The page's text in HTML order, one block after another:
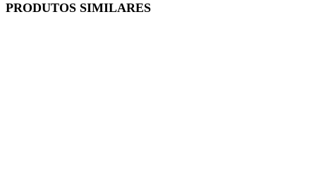
PRODUTOS SIMILARES